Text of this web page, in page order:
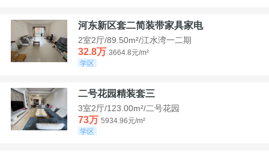
河东新区套二简装带家具家电
2室2厅/89.50m²/江水湾一二期
32.8万 3664.8元/m²
学区
二号花园精装套三
3室2厅/123.00m²/二号花园
73万 5934.96元/m²
学区